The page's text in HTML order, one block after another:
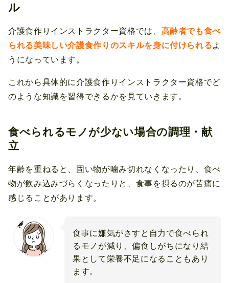
ル
介護食作りインストラクター資格では、 高齢者でも食べ
られる美味しい介護食作りのスキルを身に付けられるよ
うになっています。
これから具体的に介護食作りインストラクター資格でど
のような知識を習得できるかを見ていきます。
食べられるモノが少ない場合の調理・献
立
年齢を重ねると、固い物が噛み切れなくなったり、食べ
物が飲み込みづらくなったりと、食事を摂るのが苦痛に
感じることがあります。
食事に嫌気がさすと自力で食べられ
るモノが減り、偏食しがちになり結
果として栄養不足になることもあり
ます。